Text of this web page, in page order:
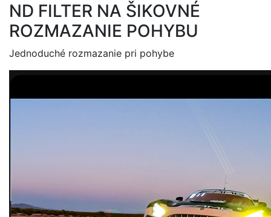
ND FILTER NA ŠIKOVNÉ
ROZMAZANIE POHYBU
Jednoduché rozmazanie pri pohybe